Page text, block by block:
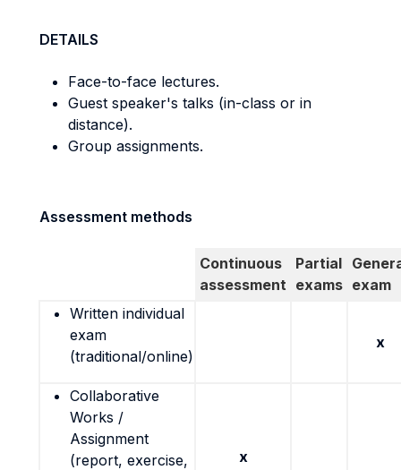
DETAILS
Face-to-face lectures.
Guest speaker's talks (in-class or in
distance).
Group assignments.
Assessment methods
Continuous
assessment
Partial
exams exam
Written individual
exam
(traditional/online)
x
Collaborative
Works /
Assignment
(report, exercise,
x